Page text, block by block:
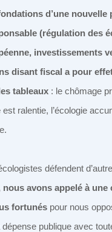
d’une nouvelle
(régulation des
investissements
disant fiscal a pour
tableaux : le chômage
est ralentie, l’écologie
défendent
nous avons appelé à
fortunés pour nous
publique avec